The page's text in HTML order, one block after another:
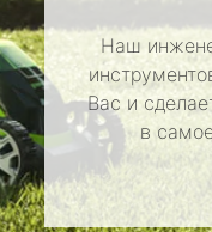
Наш
Вас и
в